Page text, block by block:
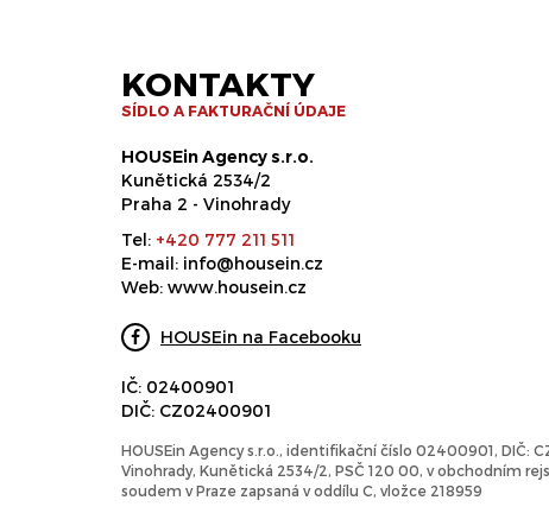
KONTAKTY
SÍDLO A FAKTURAČNÍ ÚDAJE
HOUSEin Agency s.r.o.
Kunětická 2534/2
Praha 2 - Vinohrady
Tel: +420 777 211 511
E-mail: info@housein.cz
Web: www.housein.cz
HOUSEin na Facebooku
IČ: 02400901
DIČ: CZ02400901
HOUSEin Agency s.r.o., identifikační číslo 02400901, DIČ:
Vinohrady, Kunětická 2534/2, PSČ 120 00, v obchodním
soudem v Praze zapsaná v oddílu C, vložce 218959